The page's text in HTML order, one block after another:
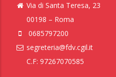
Via di Santa Teresa, 23
00198 – Roma
0685797200
segreteria@fdv.cgil.it
C.F: 97267070585